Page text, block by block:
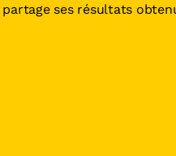
Une solution tout-en-un
partage ses résultats